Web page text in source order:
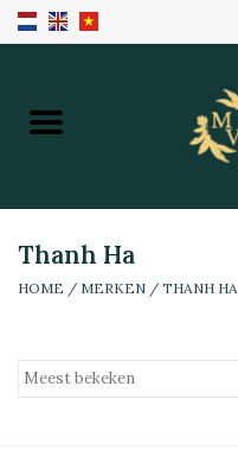
Home
Nieuw Binnen
Alle Producten
Thanh Ha
HOME / MERKEN / THANH HA